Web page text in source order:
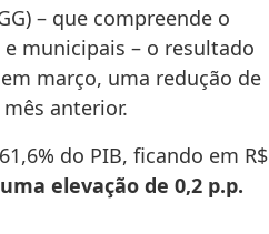
– que compreende o
municipais – o resultado
março, uma redução de
anterior.
do PIB, ficando em R$
elevação de 0,2 p.p.